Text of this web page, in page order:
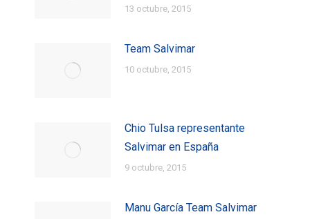
13 octubre, 2015
Team Salvimar
10 octubre, 2015
Chio Tulsa representante
Salvimar en España
9 octubre, 2015
Manu García Team Salvimar